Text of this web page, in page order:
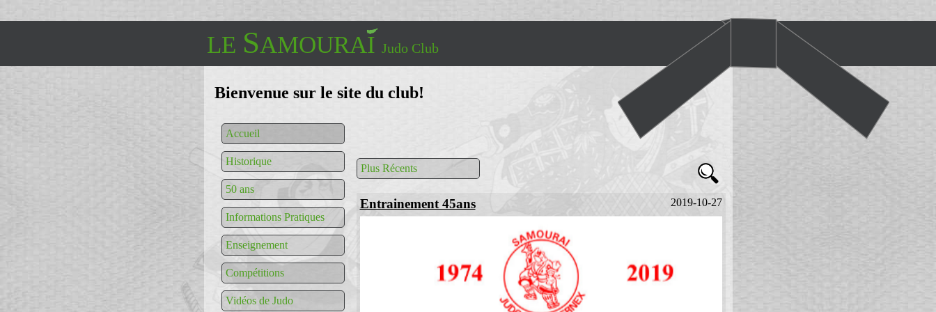
LE SAMOURAI Judo Club
Bienvenue sur le site du club!
Accueil
Historique
50 ans
Informations Pratiques
Enseignement
Compétitions
Vidéos de Judo
Plus Récents
Entrainement 45ans 2019-10-27